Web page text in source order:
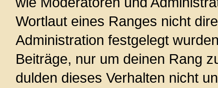
Wortlaut eines Ranges nicht
Administration festgelegt
Beiträge, nur um deinen Rang
dulden dieses Verhalten nicht